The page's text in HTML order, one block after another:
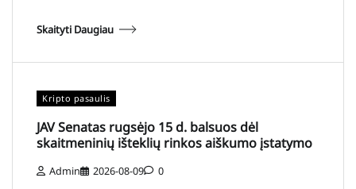
Skaityti Daugiau
Kripto pasaulis
JAV Senatas rugsėjo 15 d. balsuos dėl
skaitmeninių išteklių rinkos aiškumo įstatymo
Admin 2026-08-09 0